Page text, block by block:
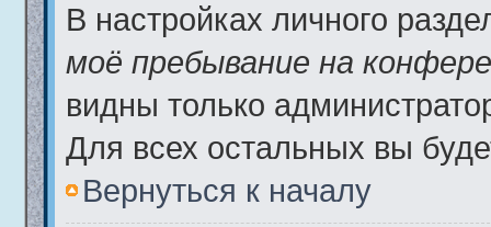
В настройках личного
моё пребывание на
видны только
Для всех остальных вы
Вернуться к началу